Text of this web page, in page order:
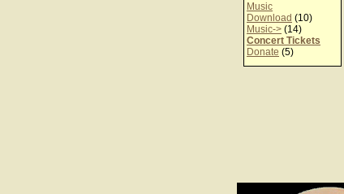
Music
Download (10)
Music-> (14)
Concert Tickets
Donate (5)